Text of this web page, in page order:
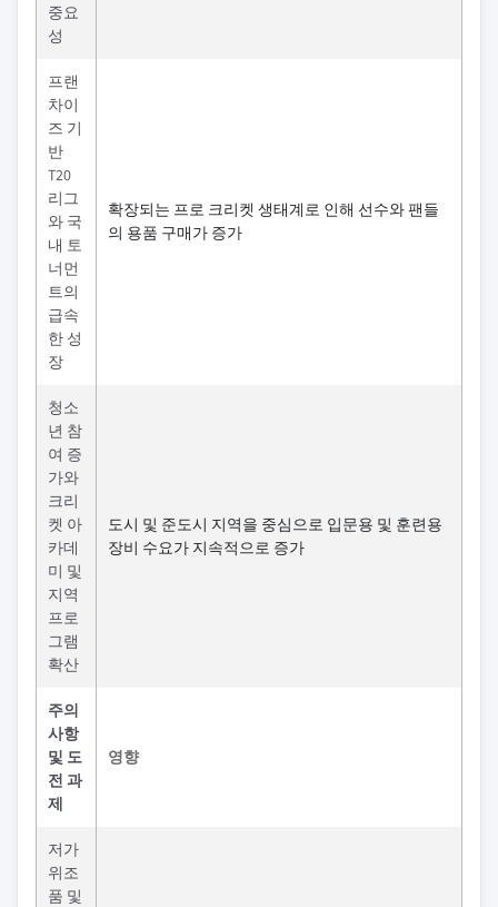
중요
성
프랜
차이
즈 기
반
T20
리그
와 국
내 토
너먼
트의
급속
한 성
장
확장되는 프로 크리켓 생태계로 인해 선수와 팬들
의 용품 구매가 증가
청소
년 참
여 증
가와
크리
켓 아
카데
미 및
지역
프로
그램
확산
도시 및 준도시 지역을 중심으로 입문용 및 훈련용
장비 수요가 지속적으로 증가
주의
사항
및 도
전 과
제
영향
저가
위조
품 및